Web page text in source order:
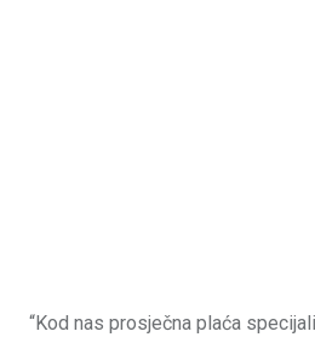
“Kod nas prosječna plaća